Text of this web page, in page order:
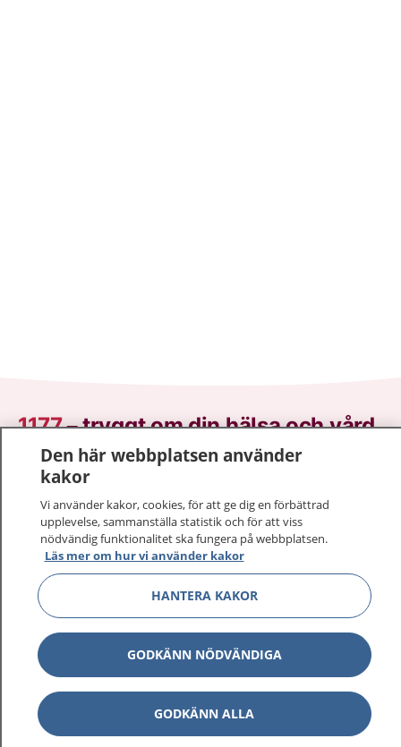
1177–tryggt om din hälsa och vård
På 1177.se får du råd om hälsa och information om
sjukdomar och vilka mottagningar du kan kontakta.
Logga in för att läsa din journal och göra dina
vårdärenden. Ring telefonnummer 1177 för
sjukvårdsrådgivning dygnet runt.
1177 ger dig råd när du vill må bättre.
1177 på flera språk Visa
Visa
Den här webbplatsen använder
kakor
Vi använder kakor, cookies, för att ge dig en förbättrad
upplevelse, sammanställa statistik och för att viss
nödvändig funktionalitet ska fungera på webbplatsen.
Läs mer om hur vi använder kakor
HANTERA KAKOR
GODKÄNN NÖDVÄNDIGA
GODKÄNN ALLA